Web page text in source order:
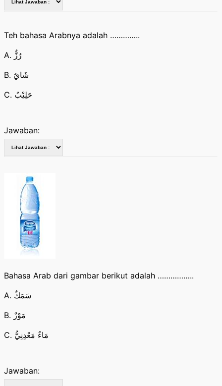
Teh bahasa Arabnya adalah …………..
A. رُزٌّ
B. شَايٌ
C. حَلِيْبٌ
Jawaban:
Bahasa Arab dari gambar berikut adalah ……………..
A. سَمَكٌ
B. مَوْزٌ
C. مَاءٌ مَعْدِنِيُّ
Jawaban: